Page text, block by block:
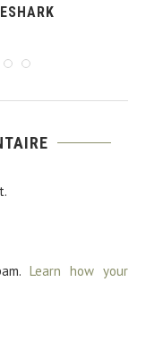
Learn how your